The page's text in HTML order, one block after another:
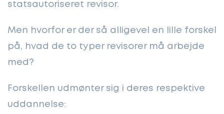
statsautoriseret revisor.
Men hvorfor er der så alligevel en lille forskel
på, hvad de to typer revisorer må arbejde
med?
Forskellen udmønter sig i deres respektive
uddannelse: